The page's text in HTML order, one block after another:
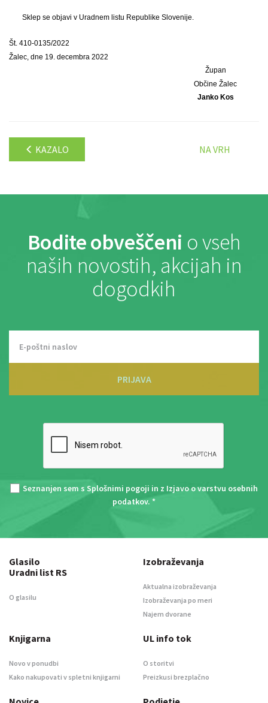
Sklep se objavi v Uradnem listu Republike Slovenije.
Št. 410-0135/2022
Žalec, dne 19. decembra 2022
Župan
Občine Žalec
Janko Kos
KAZALO NA VRH
Bodite obveščeni o vseh
naših novostih, akcijah in
dogodkih
PRIJAVA
Seznanjen sem s Splošnimi pogoji in z Izjavo o varstvu osebnih
podatkov. *
Glasilo
Uradni list RS
O glasilu
Izobraževanja
Aktualna izobraževanja
Izobraževanja po meri
Najem dvorane
Knjigarna
Novo v ponudbi
Kako nakupovati v spletni knjigarni
UL info tok
O storitvi
Preizkusi brezplačno